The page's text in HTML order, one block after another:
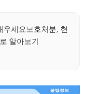
세요보호처분, 현
알아보기